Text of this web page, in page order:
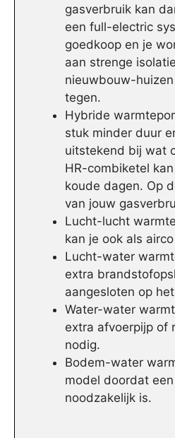
gasverbruik kan
een full-electric
goedkoop en je
aan strenge
nieuwbouw-
tegen.
Hybride
stuk minder duur
uitstekend bij wat
HR-combiketel
koude dagen. Op
van jouw
Lucht-lucht
kan je ook als
Lucht-water
extra
aangesloten op
Water-water
extra afvoerpijp of
nodig.
Bodem-water
model doordat
noodzakelijk is.